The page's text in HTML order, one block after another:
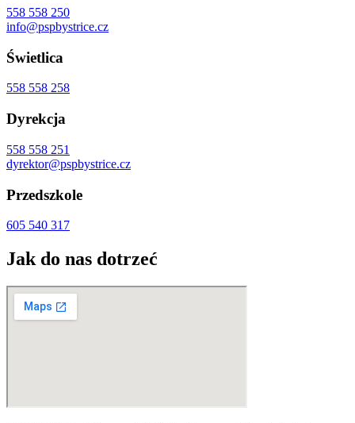
558 558 250
info@pspbystrice.cz
Świetlica
558 558 258
Dyrekcja
558 558 251
dyrektor@pspbystrice.cz
Przedszkole
605 540 317
Jak do nas dotrzeć